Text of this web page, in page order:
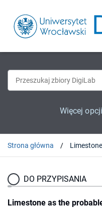
Więcej
Strona główna
DO PRZYPISANIA
Limestone as the